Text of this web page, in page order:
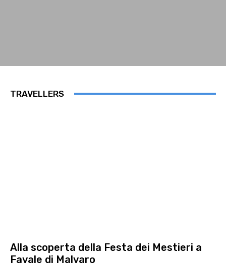
TRAVELLERS
Alla scoperta della Festa dei Mestieri a
Favale di Malvaro